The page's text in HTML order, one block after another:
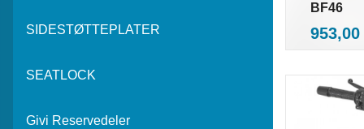
SIDESTØTTEPLATER
SEATLOCK
Givi Reservedeler
BF46
Pris
953,00